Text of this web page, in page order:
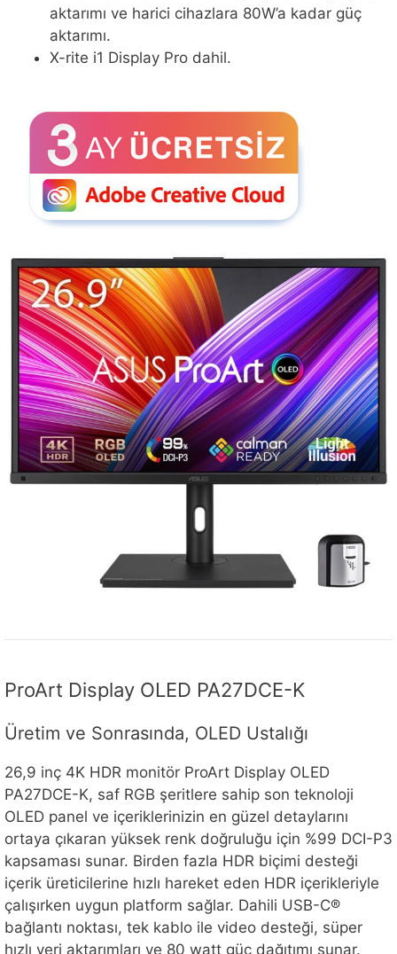
aktarımı ve harici cihazlara 80W’a kadar güç
aktarımı.
X-rite i1 Display Pro dahil.
ProArt Display OLED PA27DCE-K
Üretim ve Sonrasında, OLED Ustalığı
26,9 inç 4K HDR monitör ProArt Display OLED
PA27DCE-K, saf RGB şeritlere sahip son teknoloji
OLED panel ve içeriklerinizin en güzel detaylarını
ortaya çıkaran yüksek renk doğruluğu için %99 DCI-P3
kapsaması sunar. Birden fazla HDR biçimi desteği
içerik üreticilerine hızlı hareket eden HDR içerikleriyle
çalışırken uygun platform sağlar. Dahili USB-C®
bağlantı noktası, tek kablo ile video desteği, süper
hızlı veri aktarımları ve 80 watt güç dağıtımı sunar.